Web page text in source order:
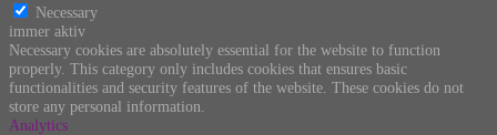
Necessary
immer aktiv
Necessary cookies are absolutely essential for the website to function
properly. This category only includes cookies that ensures basic
functionalities and security features of the website. These cookies do not
store any personal information.
Analytics